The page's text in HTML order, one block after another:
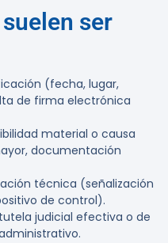
ser
(fecha, lugar,
de firma electrónica
material o causa
documentación
técnica (señalización
de control).
judicial efectiva o de